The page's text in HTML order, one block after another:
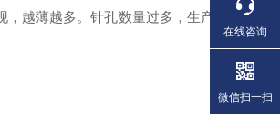
越薄越多。针孔数量过多，生产
在线咨询
微信扫一扫